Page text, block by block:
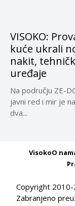
VISOKO:
kuće ukrali
nakit,
uređaje
Na području ZE-
javni red i mir je
dva...
VisokoO
Copyright 2010-
Zabranjeno